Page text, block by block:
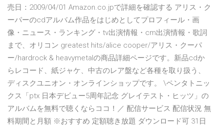
売日：2009/04/01 Amazon.co.jpで詳細を確認する アリス・ク
ーパーのcdアルバム作品をはじめとしてプロフィール・画
像・ニュース・ランキング・tv出演情報・cm出演情報・歌詞
まで、オリコン greatest hits/alice cooper/アリス・クーパ
ー/hardrock & heavymetalの商品詳細ページです。新品cdか
らレコード、紙ジャケ、中古のレア盤など各種を取り扱う、
ディスクユニオン・オンラインショップです。 \ペンタトニッ
クス「ptx 日本デビュー5周年記念 グレイテスト・ヒッツ」の
アルバムを無料で聴くならココ！／ 配信サービス 配信状況 無
料期間と月額 ※おすすめ 定額聴き放題 ダウンロード可 31日